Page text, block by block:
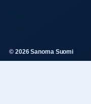
© 2026 Sanoma Suomi